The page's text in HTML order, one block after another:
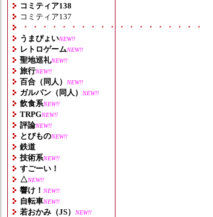
コミティア138
コミティア137
・・・・・・・・・・・・・・・・・・・
うまぴょいNEW!!
レトロゲームNEW!!
聖地巡礼NEW!!
旅行NEW!!
百合（同人） NEW!!
ガルパン（同人） NEW!!
飲食系NEW!!
TRPGNEW!!
評論NEW!!
とびものNEW!!
鉄道
技術系NEW!!
すごーい！
△NEW!!
響け！ NEW!!
自転車NEW!!
若おかみ（JS） NEW!!